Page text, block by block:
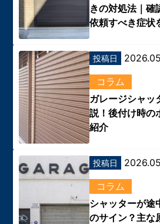
きの対処法｜確
依頼すべき症状
投稿日
コラム
ガレージシャッ
説！後付け時の
紹介
投稿日
コラム
シャッターが途
のサイン？主な